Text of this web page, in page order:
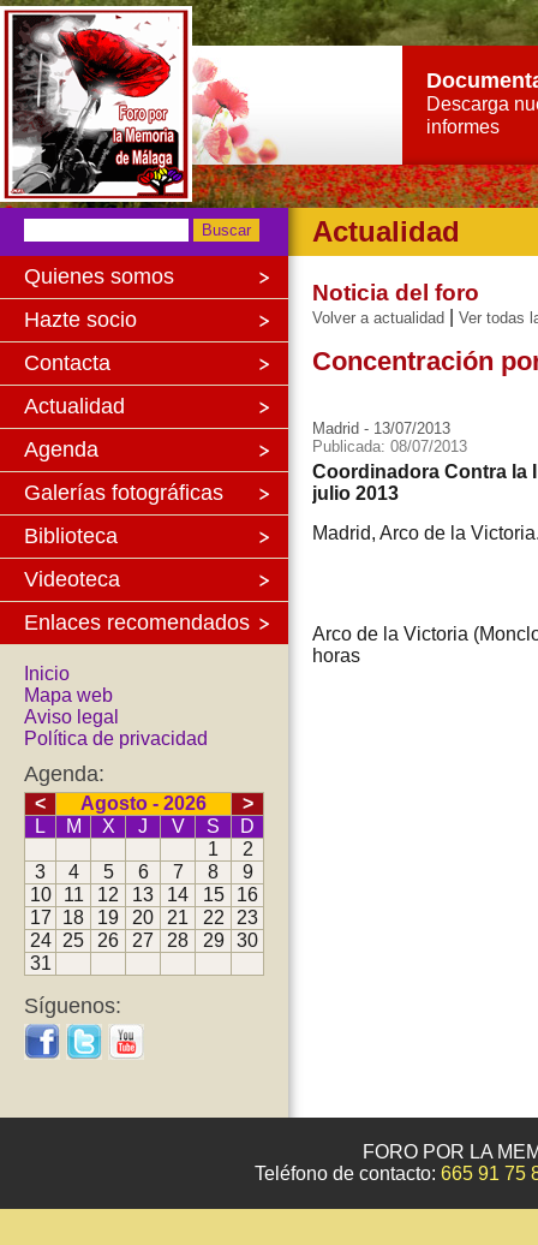
Descarga
informes
Quienes somos
Hazte socio
Contacta
Actualidad
Agenda
Galerías fotográficas
Biblioteca
Videoteca
Enlaces recomendados
Inicio
Mapa web
Aviso legal
Política de privacidad
Agenda:
< Agosto - 2026
>
L
M X J V S
D
1
2
3
4 5 6 7 8
9
10
11 12 13 14 15
16
17
18 19 20 21 22
23
24
25 26 27 28 29
30
31
Síguenos:
Actualidad
Noticia del foro
Volver a actualidad Ver todas
Concentración
Madrid - 13/07/2013
Publicada: 08/07/2013
Coordinadora Contra la
julio 2013
Madrid, Arco de la
Arco de la Victoria
horas
FORO POR LA
Teléfono de contacto: 665 91 75